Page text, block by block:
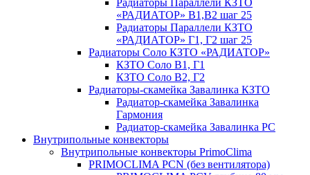
Радиаторы Параллели КЗТО
«РАДИАТОР» В1,В2 шаг 25
Радиаторы Параллели КЗТО
«РАДИАТОР» Г1, Г2 шаг 25
Радиаторы Соло КЗТО «РАДИАТОР»
КЗТО Соло В1, Г1
КЗТО Соло В2, Г2
Радиаторы-скамейка Завалинка КЗТО
Радиатор-скамейка Завалинка
Гармония
Радиатор-скамейка Завалинка РС
Внутрипольные конвекторы
Внутрипольные конвекторы PrimoClima
PRIMOCLIMA PCN (без вентилятора)